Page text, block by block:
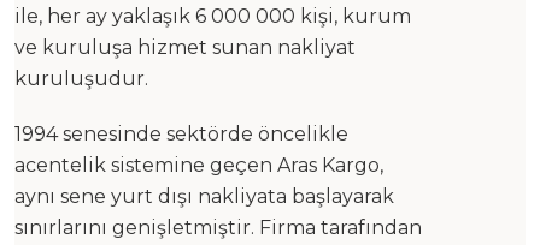
ile, her ay yaklaşık 6 000 000 kişi, kurum
ve kuruluşa hizmet sunan nakliyat
kuruluşudur.
1994 senesinde sektörde öncelikle
acentelik sistemine geçen Aras Kargo,
aynı sene yurt dışı nakliyata başlayarak
sınırlarını genişletmiştir. Firma tarafından